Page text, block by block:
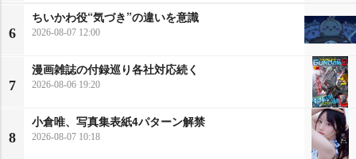
6
ちいかわ役“気づき”の違いを意識
2026-08-07 12:00
7
漫画雑誌の付録巡り各社対応続く
2026-08-06 19:20
8
小倉唯、写真集表紙4パターン解禁
2026-08-07 10:18